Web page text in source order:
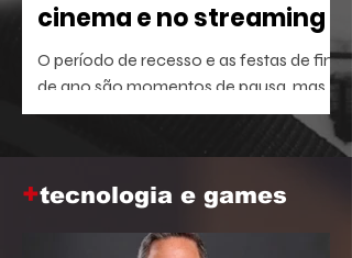
cinema e no streaming
O período de recesso e as festas de fim
de ano são momentos de pausa, mas
também oferecem a brecha ideal para
aprofundar o repertório sobre temas
corporativa.
+tecnologia e games